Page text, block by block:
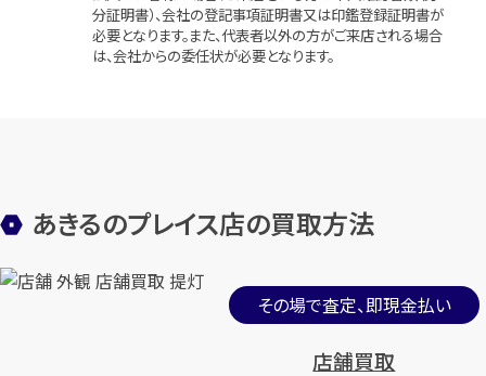
分証明書）、会社の登記事項証明書又は印鑑登録証明書が
必要となります。また、代表者以外の方がご来店される場合
は、会社からの委任状が必要となります。
あきるのプレイス店の買取方法
その場で査定、即現金払い
店舗買取